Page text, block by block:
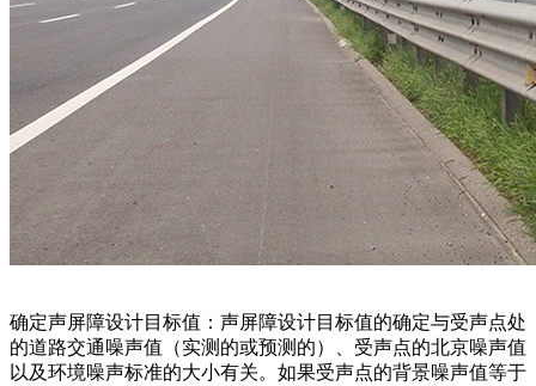
确定声屏障设计目标值：声屏障设计目标值的确定与受声点处
的道路交通噪声值（实测的或预测的）、受声点的北京噪声值
以及环境噪声标准的大小有关。如果受声点的背景噪声值等于